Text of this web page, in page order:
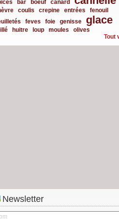
bar boeuf canard
coulis crepine entrées
fenouil
feves foie genisse glace
huitre loup moules
olives
Tout
Newsletter